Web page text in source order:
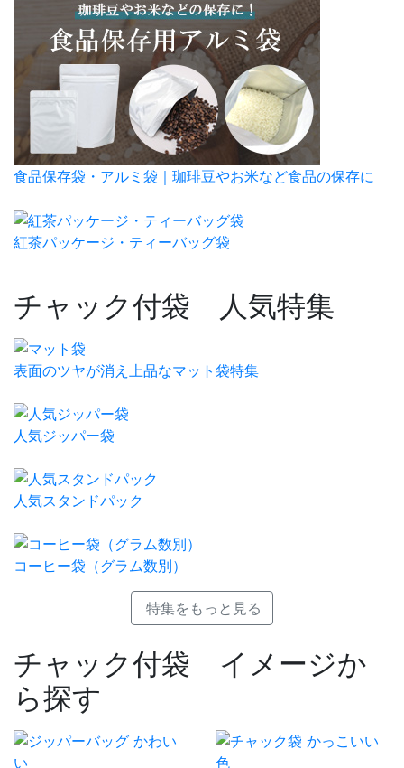
食品保存袋・アルミ袋｜珈琲豆やお米など食品の保存に
紅茶パッケージ・ティーバッグ袋
チャック付袋 人気特集
表面のツヤが消え上品なマット袋特集
人気ジッパー袋
人気スタンドパック
コーヒー袋（グラム数別）
特集をもっと見る
チャック付袋 イメージか
ら探す